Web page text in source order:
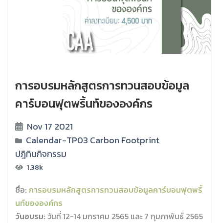
การอบรมหลักสูตรการทวนสอบข้อมูล
คาร์บอนฟุตพริ้นท์ขององค์กร
Nov 17 2021
Calendar-TP03 Carbon Footprint,
ปฎิทินกิจกรรม
1.38k
ชื่อ: การอบรมหลักสูตรการทวนสอบข้อมูลคาร์บอนฟุตพริ้
นท์ขององค์กร
วันอบรม: วันที่ 12-14 มกราคม 2565 และ 7 กุมภาพันธ์ 2565